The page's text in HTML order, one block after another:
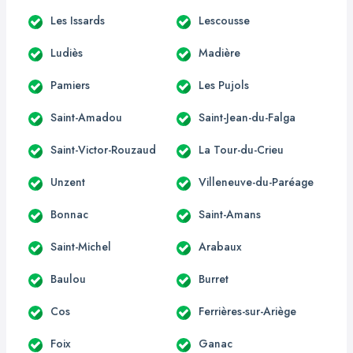
Les Issards Lescousse
Ludiès Madière
Pamiers Les Pujols
Saint-Amadou Saint-Jean-du-Falga
Saint-Victor-Rouzaud La Tour-du-Crieu
Unzent Villeneuve-du-Paréage
Bonnac Saint-Amans
Saint-Michel Arabaux
Baulou Burret
Cos Ferrières-sur-Ariège
Foix Ganac